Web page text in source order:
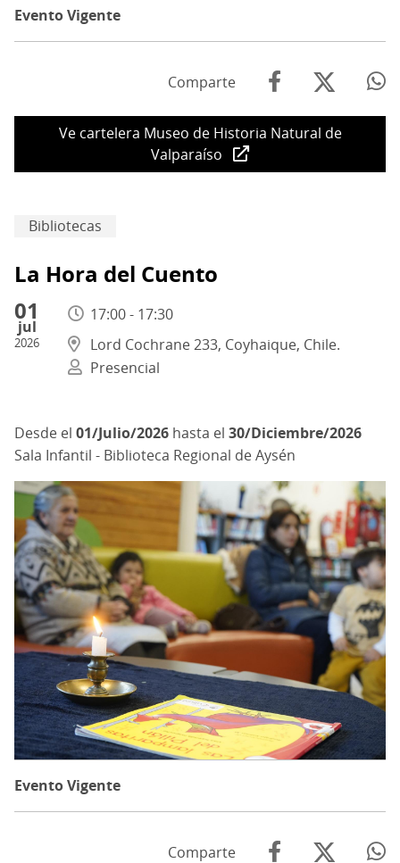
Evento Vigente
Comparte
Ve cartelera Museo de Historia Natural de
Valparaíso
Bibliotecas
La Hora del Cuento
01
jul
2026
17:00 - 17:30
Lord Cochrane 233, Coyhaique, Chile.
Presencial
01/Julio/2026 hasta el 30/Diciembre/2026
Sala Infantil - Biblioteca Regional de Aysén
Evento Vigente
Comparte